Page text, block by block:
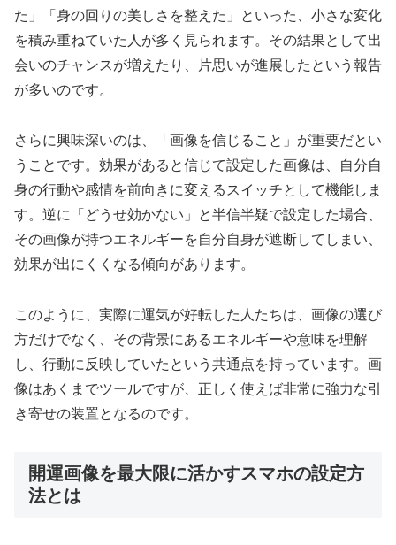
た」「身の回りの美しさを整えた」といった、小さな変化
を積み重ねていた人が多く見られます。その結果として出
会いのチャンスが増えたり、片思いが進展したという報告
が多いのです。
さらに興味深いのは、「画像を信じること」が重要だとい
うことです。効果があると信じて設定した画像は、自分自
身の行動や感情を前向きに変えるスイッチとして機能しま
す。逆に「どうせ効かない」と半信半疑で設定した場合、
その画像が持つエネルギーを自分自身が遮断してしまい、
効果が出にくくなる傾向があります。
このように、実際に運気が好転した人たちは、画像の選び
方だけでなく、その背景にあるエネルギーや意味を理解
し、行動に反映していたという共通点を持っています。画
像はあくまでツールですが、正しく使えば非常に強力な引
き寄せの装置となるのです。
開運画像を最大限に活かすスマホの設定方
法とは